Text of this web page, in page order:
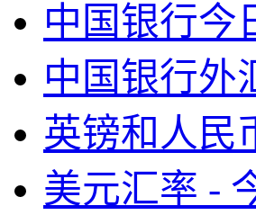
中国银行今
中国银行外
英镑和人民
美元汇率 -